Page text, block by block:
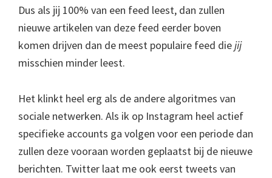
Dus als jij 100% van een feed leest, dan zullen
nieuwe artikelen van deze feed eerder boven
komen drijven dan de meest populaire feed diejij
misschien minder leest.
Het klinkt heel erg als de andere algoritmes van
sociale netwerken. Als ik op Instagram heel actief
specifieke accounts ga volgen voor een periode dan
zullen deze vooraan worden geplaatst bij de nieuwe
berichten. Twitter laat me ook eerst tweets van